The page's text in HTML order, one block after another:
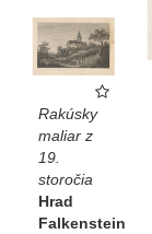
Rakúsky
maliar z
19.
storočia
Hrad
Falkenstein